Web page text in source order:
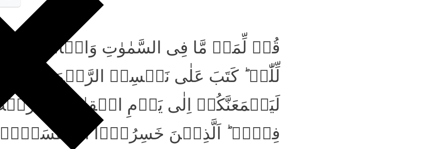
قُلۡ لِّمَنۡ مَّا فِی السَّمٰوٰتِ وَالۡاَرۡضِ
لِّلّٰہِ ؕ کَتَبَ عَلٰی نَفۡسِہِ الرَّحۡمَۃَ ؕ
لَیَجۡمَعَنَّکُمۡ اِلٰی یَوۡمِ الۡقِیٰمَۃِ لَا
فِیۡہِ ؕ اَلَّذِیۡنَ خَسِرُوۡۤا اَنۡفُسَہُمۡ